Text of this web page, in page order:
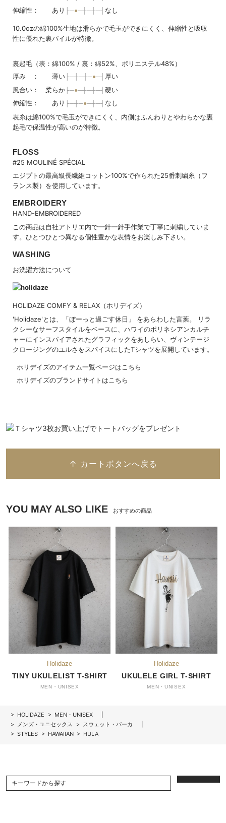
伸縮性： あり
なし
10.0ozの綿100%生地は滑らかで毛玉ができにくく、伸縮性と吸収
性に優れた裏パイルが特徴。
裏起毛（表：綿100% / 裏：綿52%、ポリエステル48%）
厚み ： 薄い
厚い
風合い： 柔らか
硬い
伸縮性： あり
なし
表糸は綿100%で毛玉ができにくく、内側はふんわりとやわらかな裏
起毛で保温性が高いのが特徴。
FLOSS
#25 MOULINÉ SPÉCIAL
エジプトの最高級長繊維コットン100%で作られた25番刺繍糸（フ
ランス製）を使用しています。
EMBROIDERY
HAND-EMBROIDERED
この商品は自社アトリエ内で一針一針手作業で丁寧に刺繍していま
す。ひとつひとつ異なる個性豊かな表情をお楽しみ下さい。
WASHING
お洗濯方法について
HOLIDAZE COMFY & RELAX（ホリデイズ）
'Holidaze'とは、「ぼーっと過ごす休日」 をあらわした言葉。 リラ
クシーなサーフスタイルをベースに、ハワイのポリネシアンカルチ
ャーにインスパイアされたグラフィックをあしらい、ヴィンテージ
クロージングのユルさをスパイスにしたTシャツを展開しています。
ホリデイズのアイテム一覧ページはこちら
ホリデイズのブランドサイトはこちら
↑ カートボタンへ戻る
YOU MAY ALSO LIKE おすすめの商品
TINY UKULELIST T-SHIRT
MEN・UNISEX
UKULELE GIRL T-SHIRT
MEN・UNISEX
> HOLIDAZE > MEN・UNISEX
>
メンズ・ユニセックス > スウェット・パーカ
>STYLES > HAWAIIAN > HULA